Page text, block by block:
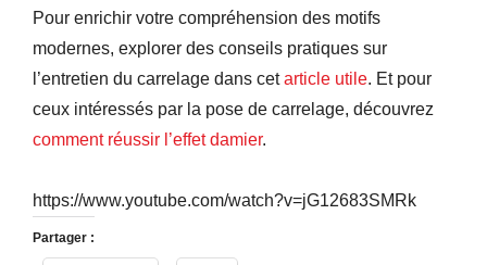
Pour enrichir votre compréhension des motifs
modernes, explorer des conseils pratiques sur
l’entretien du carrelage dans cetarticle utile. Et pour
ceux intéressés par la pose de carrelage, découvrez
comment réussir l’effet damier.
https://www.youtube.com/watch?v=jG12683SMRk
Partager :